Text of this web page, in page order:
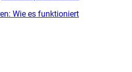
Wie es funktioniert